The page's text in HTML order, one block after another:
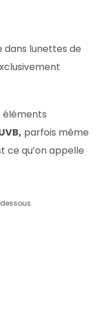
dans lunettes de
éléments
parfois même
ce qu’on appelle